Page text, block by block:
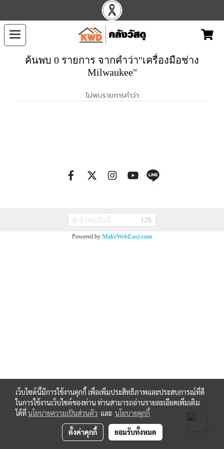
ค้นพบ 0 รายการ จากคำว่า"เครื่องมือช่าง
Milwaukee"
ไม่พบรายการคำว่า
ผู้เข้าชมวันนี้ 125
Powered by MakeWebEasy.com
เว็บไซต์นี้มีการใช้งานคุกกี้ เพื่อเพิ่มประสิทธิภาพและประสบการณ์ที่ดี
ในการใช้งานเว็บไซต์ของท่าน ท่านสามารถอ่านรายละเอียดเพิ่มเติม
ได้ที่นโยบายความเป็นส่วนตัว และ นโยบายคุกกี้
ตั้งค่าคุกกี้ ยอมรับทั้งหมด